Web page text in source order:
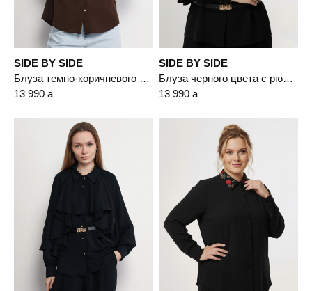
SIDE BY SIDE
Блуза темно-коричневого цвета с рюшами
13 990 a
SIDE BY SIDE
Блуза черного цвета с рюшами
13 990 a